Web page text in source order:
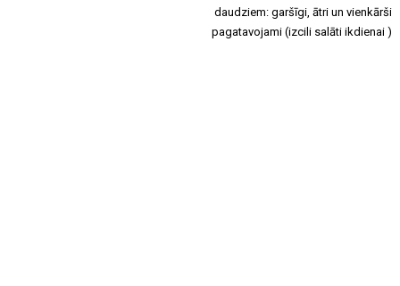
daudziem: garšīgi, ātri un vienkārši
pagatavojami (izcili salāti ikdienai )